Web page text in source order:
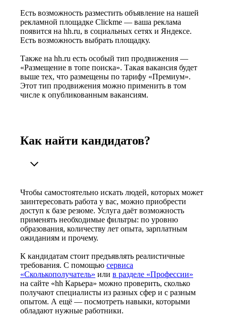
Есть возможность разместить объявление на нашей
рекламной площадке Clickme — ваша реклама
появится на hh.ru, в социальных сетях и Яндексе.
Есть возможность выбрать площадку.
Также на hh.ru есть особый тип продвижения —
«Размещение в топе поиска». Такая вакансия будет
выше тех, что размещены по тарифу «Премиум».
Этот тип продвижения можно применить в том
числе к опубликованным вакансиям.
Как найти кандидатов?
Чтобы самостоятельно искать людей, которых может
заинтересовать работа у вас, можно приобрести
доступ к базе резюме. Услуга даёт возможность
применять необходимые фильтры: по уровню
образования, количеству лет опыта, зарплатным
ожиданиям и прочему.
К кандидатам стоит предъявлять реалистичные
требования. С помощью сервиса
«Сколькополучатель» или в разделе «Профессии»
на сайте «hh Карьера» можно проверить, сколько
получают специалисты из разных сфер и с разным
опытом. А ещё — посмотреть навыки, которыми
обладают нужные работники.